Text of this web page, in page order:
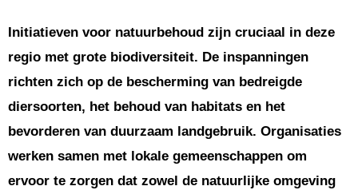
Initiatieven voor natuurbehoud zijn cruciaal in deze
regio met grote biodiversiteit. De inspanningen
richten zich op de bescherming van bedreigde
diersoorten, het behoud van habitats en het
bevorderen van duurzaam landgebruik. Organisaties
werken samen met lokale gemeenschappen om
ervoor te zorgen dat zowel de natuurlijke omgeving